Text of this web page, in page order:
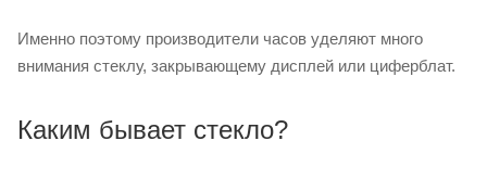
Именно поэтому производители часов уделяют много
внимания стеклу, закрывающему дисплей или циферблат.
Каким бывает стекло?